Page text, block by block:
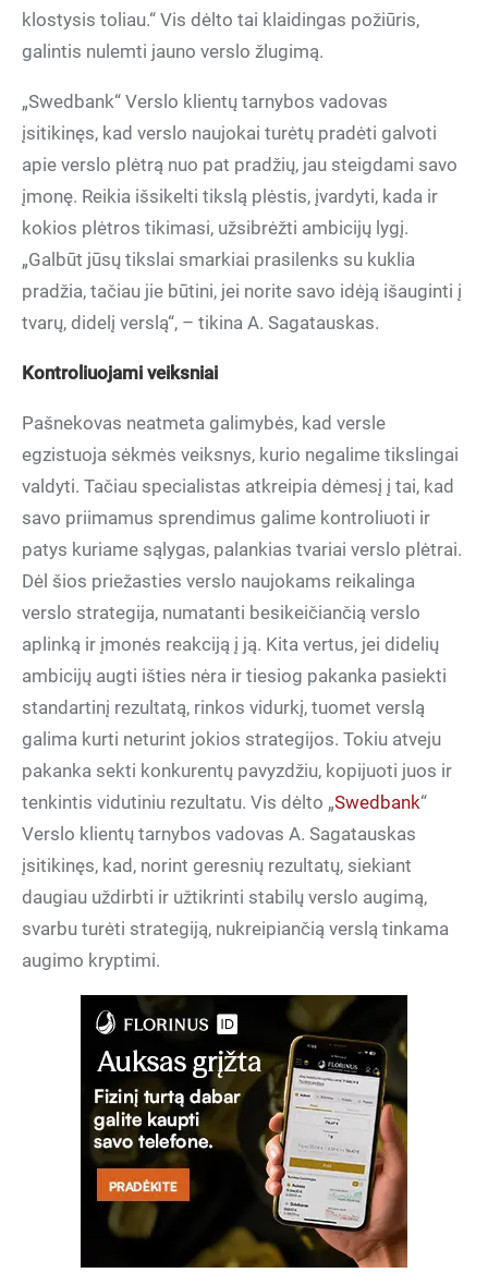
klostysis toliau.“ Vis dėlto tai klaidingas požiūris,
galintis nulemti jauno verslo žlugimą.
„Swedbank“ Verslo klientų tarnybos vadovas
įsitikinęs, kad verslo naujokai turėtų pradėti galvoti
apie verslo plėtrą nuo pat pradžių, jau steigdami savo
įmonę. Reikia išsikelti tikslą plėstis, įvardyti, kada ir
kokios plėtros tikimasi, užsibrėžti ambicijų lygį.
„Galbūt jūsų tikslai smarkiai prasilenks su kuklia
pradžia, tačiau jie būtini, jei norite savo idėją išauginti į
tvarų, didelį verslą“, – tikina A. Sagatauskas.
Kontroliuojami veiksniai
Pašnekovas neatmeta galimybės, kad versle
egzistuoja sėkmės veiksnys, kurio negalime tikslingai
valdyti. Tačiau specialistas atkreipia dėmesį į tai, kad
savo priimamus sprendimus galime kontroliuoti ir
patys kuriame sąlygas, palankias tvariai verslo plėtrai.
Dėl šios priežasties verslo naujokams reikalinga
verslo strategija, numatanti besikeičiančią verslo
aplinką ir įmonės reakciją į ją. Kita vertus, jei didelių
ambicijų augti išties nėra ir tiesiog pakanka pasiekti
standartinį rezultatą, rinkos vidurkį, tuomet verslą
galima kurti neturint jokios strategijos. Tokiu atveju
pakanka sekti konkurentų pavyzdžiu, kopijuoti juos ir
tenkintis vidutiniu rezultatu. Vis dėlto „Swedbank“
Verslo klientų tarnybos vadovas A. Sagatauskas
įsitikinęs, kad, norint geresnių rezultatų, siekiant
daugiau uždirbti ir užtikrinti stabilų verslo augimą,
svarbu turėti strategiją, nukreipiančią verslą tinkama
augimo kryptimi.